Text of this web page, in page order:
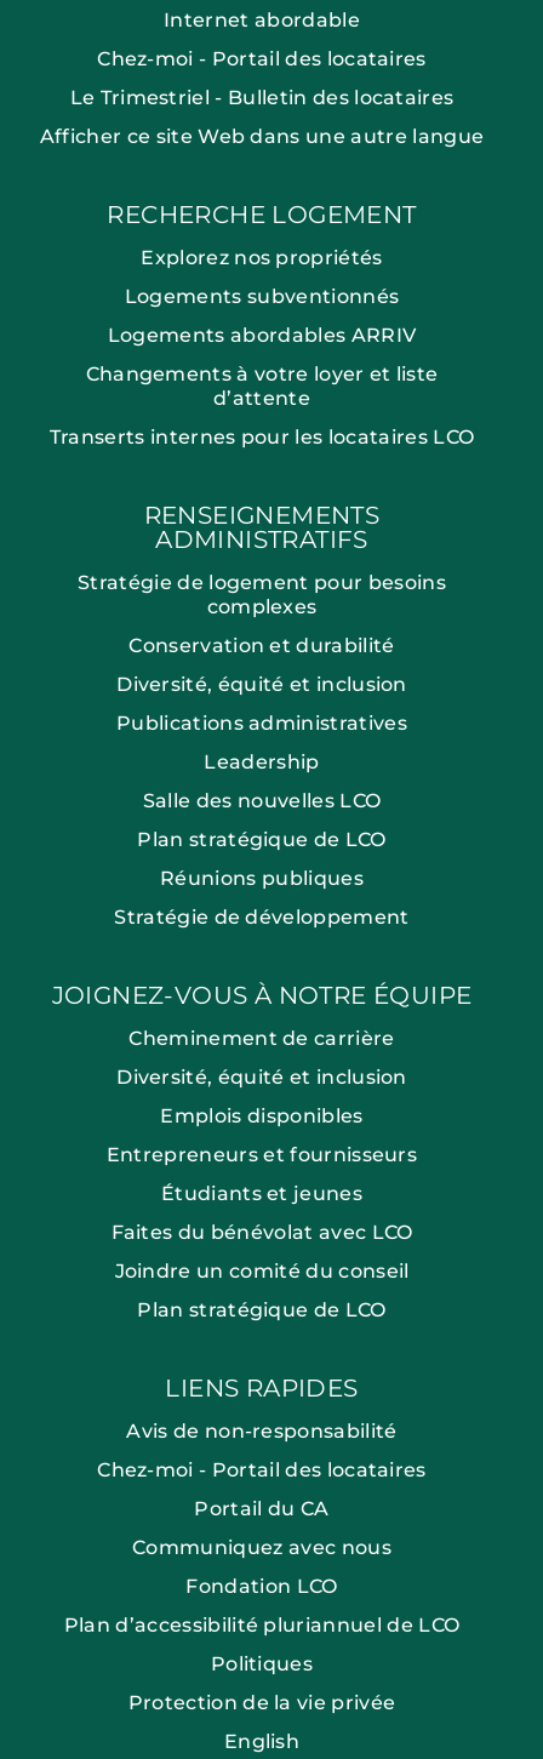
Internet abordable
Chez-moi - Portail des locataires
Le Trimestriel - Bulletin des locataires
Afficher ce site Web dans une autre langue
RECHERCHE LOGEMENT
Explorez nos propriétés
Logements subventionnés
Logements abordables ARRIV
Changements à votre loyer et liste
d’attente
Transerts internes pour les locataires LCO
RENSEIGNEMENTS
ADMINISTRATIFS
Stratégie de logement pour besoins
complexes
Conservation et durabilité
Diversité, équité et inclusion
Publications administratives
Leadership
Salle des nouvelles LCO
Plan stratégique de LCO
Réunions publiques
Stratégie de développement
JOIGNEZ-VOUS À NOTRE ÉQUIPE
Cheminement de carrière
Diversité, équité et inclusion
Emplois disponibles
Entrepreneurs et fournisseurs
Étudiants et jeunes
Faites du bénévolat avec LCO
Joindre un comité du conseil
Plan stratégique de LCO
LIENS RAPIDES
Avis de non-responsabilité
Chez-moi - Portail des locataires
Portail du CA
Communiquez avec nous
Fondation LCO
Plan d’accessibilité pluriannuel de LCO
Politiques
Protection de la vie privée
English